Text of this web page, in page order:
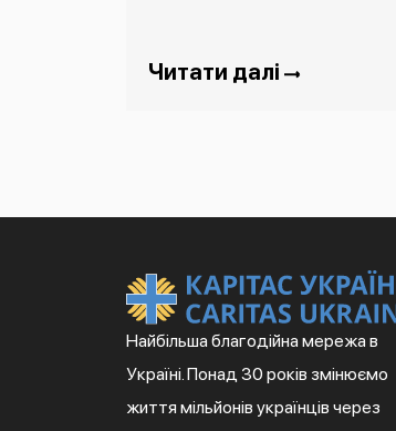
Читати далі
Найбільша благодійна мережа в
Україні. Понад 30 років змінюємо
життя мільйонів українців через